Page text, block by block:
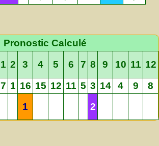
Pronostic Calculé
1 2 3 4 5 6 7 8 9 10 11 12
7 1 16 15 12 11 5 3 14 4 9
8
1 2